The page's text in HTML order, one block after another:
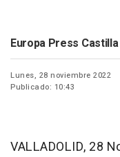
Europa Press
Lunes, 28 noviembre 2022
Publicado: 10:43
VALLADOLID, 28